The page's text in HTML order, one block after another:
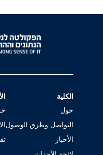
الكلية
حول
التواصل وطرق الوصول
الأخبار